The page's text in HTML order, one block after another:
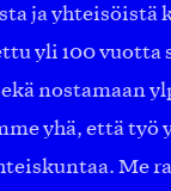
ja yhteisöistä
yli 100 vuotta
nostamaan
yhä, että työ
Me